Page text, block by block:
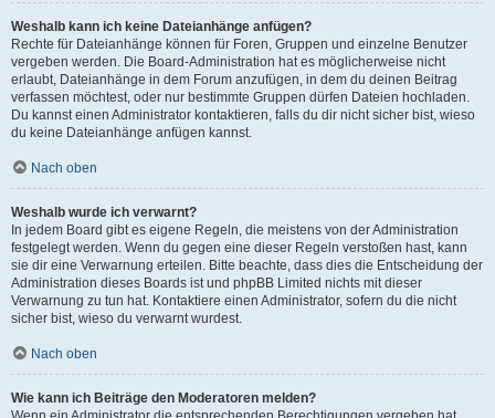
Weshalb kann ich keine Dateianhänge anfügen?
Rechte für Dateianhänge können für Foren, Gruppen und einzelne Benutzer
vergeben werden. Die Board-Administration hat es möglicherweise nicht
erlaubt, Dateianhänge in dem Forum anzufügen, in dem du deinen Beitrag
verfassen möchtest, oder nur bestimmte Gruppen dürfen Dateien hochladen.
Du kannst einen Administrator kontaktieren, falls du dir nicht sicher bist, wieso
du keine Dateianhänge anfügen kannst.
Nach oben
Weshalb wurde ich verwarnt?
In jedem Board gibt es eigene Regeln, die meistens von der Administration
festgelegt werden. Wenn du gegen eine dieser Regeln verstoßen hast, kann
sie dir eine Verwarnung erteilen. Bitte beachte, dass dies die Entscheidung der
Administration dieses Boards ist und phpBB Limited nichts mit dieser
Verwarnung zu tun hat. Kontaktiere einen Administrator, sofern du die nicht
sicher bist, wieso du verwarnt wurdest.
Nach oben
Wie kann ich Beiträge den Moderatoren melden?